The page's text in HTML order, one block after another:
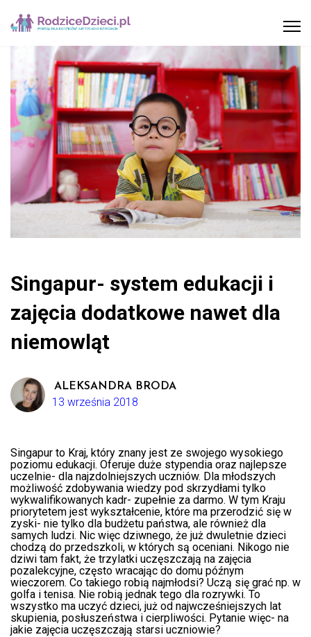
Singapur- system edukacji i
zajęcia dodatkowe nawet dla
niemowląt
ALEKSANDRA BRODA
13 września 2018
Singapur to Kraj, który znany jest ze swojego wysokiego
poziomu edukacji. Oferuje duże stypendia oraz najlepsze
uczelnie- dla najzdolniejszych uczniów. Dla młodszych
możliwość zdobywania wiedzy pod skrzydłami tylko
wykwalifikowanych kadr- zupełnie za darmo. W tym Kraju
priorytetem jest wykształcenie, które ma przerodzić się w
zyski- nie tylko dla budżetu państwa, ale również dla
samych ludzi. Nic więc dziwnego, że już dwuletnie dzieci
chodzą do przedszkoli, w których są oceniani. Nikogo nie
dziwi tam fakt, że trzylatki uczęszczają na zajęcia
pozalekcyjne, często wracając do domu późnym
wieczorem. Co takiego robią najmłodsi? Uczą się grać np. w
golfa i tenisa. Nie robią jednak tego dla rozrywki. To
wszystko ma uczyć dzieci, już od najwcześniejszych lat
skupienia, posłuszeństwa i cierpliwości. Pytanie więc- na
jakie zajęcia uczęszczają starsi uczniowie?